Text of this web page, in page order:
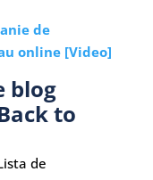
de
online [Video]
blog
to
de